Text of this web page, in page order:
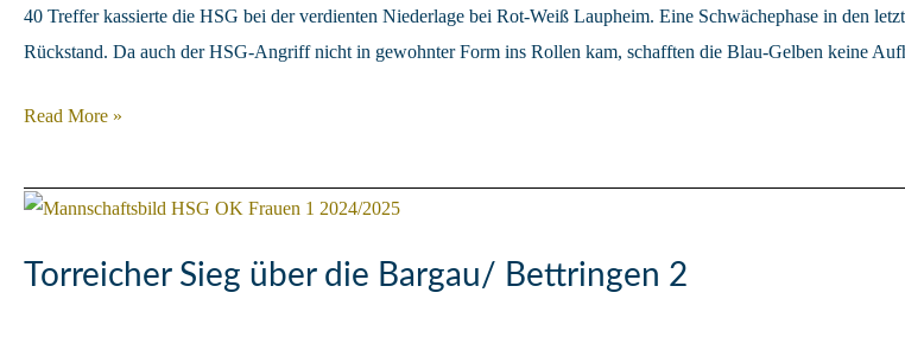
Baum
40 Treffer kassierte die HSG bei der verdienten Niederlage bei Rot-Weiß Laupheim. Eine Schwächephase in den
Rückstand. Da auch der HSG-Angriff nicht in gewohnter Form ins Rollen kam, schafften die Blau-Gelben keine
Schwache
sorgt
für
Niederlage
Read More »
Torreicher Sieg über die Bargau/ Bettringen 2